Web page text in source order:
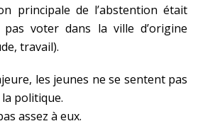
principale de l’abstention était
pas voter dans la ville d’origine
travail).
les jeunes ne se sentent pas
politique.
assez à eux.